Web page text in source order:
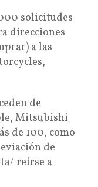
solicitudes
direcciones
a las
de
Mitsubishi
de 100, como
de
reírse a